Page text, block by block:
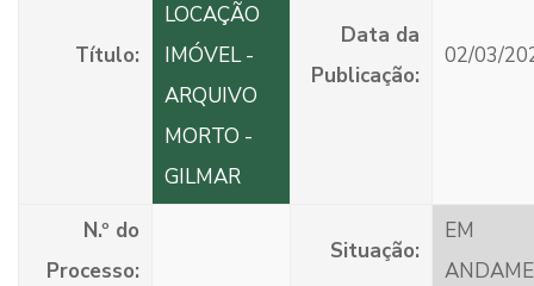
Título:
LOCAÇÃO
IMÓVEL -
ARQUIVO
MORTO -
GILMAR
Data da
Publicação:
02/03/
N.º do
Processo:
Situação:
EM